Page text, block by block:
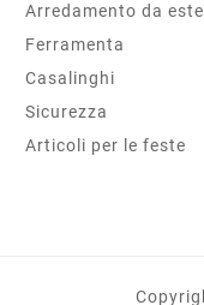
Arredamento da
Ferramenta
Casalinghi
Sicurezza
Articoli per le feste